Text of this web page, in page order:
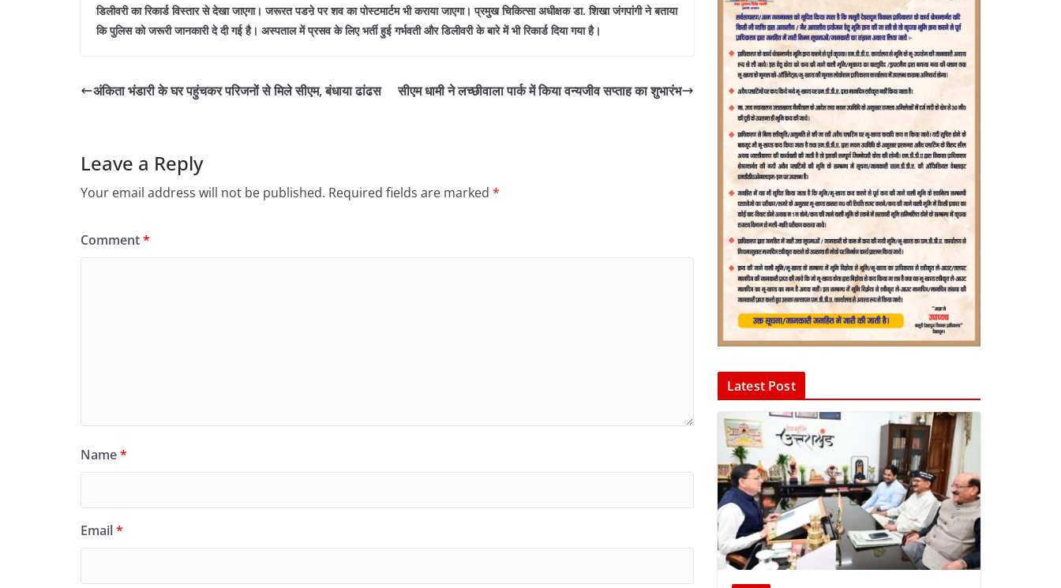
डिलीवरी का रिकार्ड विस्तार से देखा जाएगा। जरूरत पडऩे पर शव का पोस्टमार्टम भी कराया जाएगा। प्रमुख चिकित्सा अधीक्षक डा. शिखा जंगपांगी ने बताया
कि पुलिस को जरूरी जानकारी दे दी गई है। अस्पताल में प्रसव के लिए भर्ती हुई गर्भवती और डिलीवरी के बारे में भी रिकार्ड दिया गया है।
अंकिता भंडारी के घर पहुंचकर परिजनों से मिले सीएम, बंधाया ढांढस सीएम धामी ने लच्छीवाला पार्क में किया वन्यजीव सप्ताह का शुभारंभ
Leave a Reply
Your email address will not be published. Required fields are marked *
Comment*
Name*
Email*
Latest Post